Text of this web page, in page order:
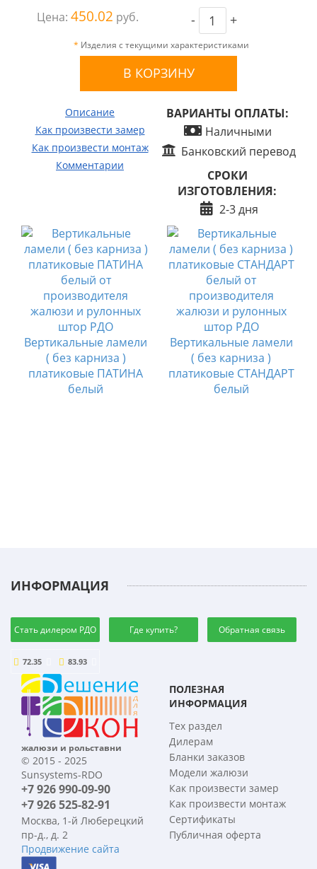
Цена: 450.02 руб. - +
* Изделия с текущими характеристиками
Описание
Как произвести замер
Как произвести монтаж
Комментарии
ВАРИАНТЫ ОПЛАТЫ:
Наличными
Банковский перевод
СРОКИ
ИЗГОТОВЛЕНИЯ:
2-3 дня
Вертикальные ламели
( без карниза )
платиковые ПАТИНА
белый
Вертикальные ламели
( без карниза )
платиковые СТАНДАРТ
белый
ИНФОРМАЦИЯ
Стать дилером РДО Где купить? Обратная связь
72.35 83.93
жалюзи и рольставни
© 2015 - 2025
Sunsystems-RDO
+7 926 990-09-90
+7 926 525-82-91
Москва, 1-й Люберецкий
пр-д., д. 2
Продвижение сайта
ПОЛЕЗНАЯ
ИНФОРМАЦИЯ
Тех раздел
Дилерам
Бланки заказов
Модели жалюзи
Как произвести замер
Как произвести монтаж
Сертификаты
Публичная оферта